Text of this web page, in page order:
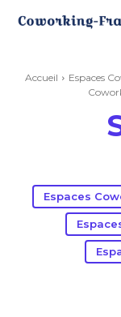
Accueil Espaces
Espaces